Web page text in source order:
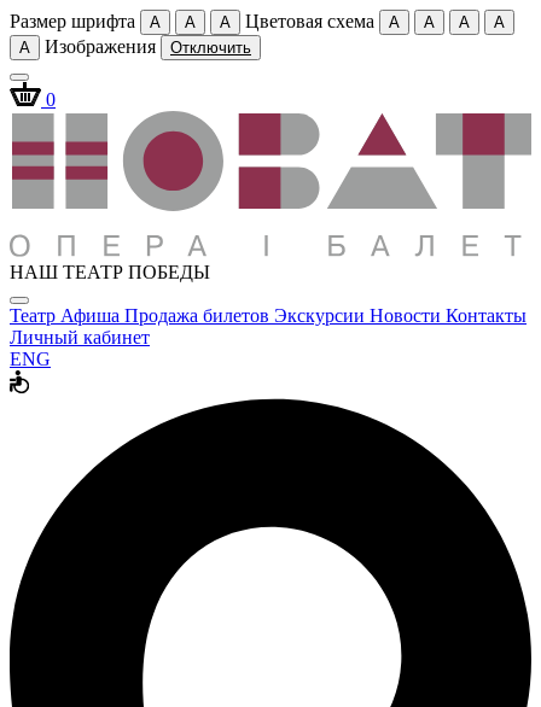
Размер шрифта A A A Цветовая схема A A A
A
A
Изображения Отключить
0
НАШ ТЕАТР ПОБЕДЫ
Театр Афиша Продажа билетов Экскурсии Новости Контакты
Личный кабинет
ENG